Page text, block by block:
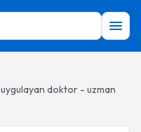
uygulayan doktor - uzman